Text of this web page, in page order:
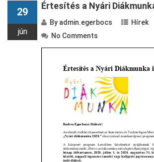
29
jún
Értesítés a Nyári
By admin.egerbocs
Hírek
No Comments